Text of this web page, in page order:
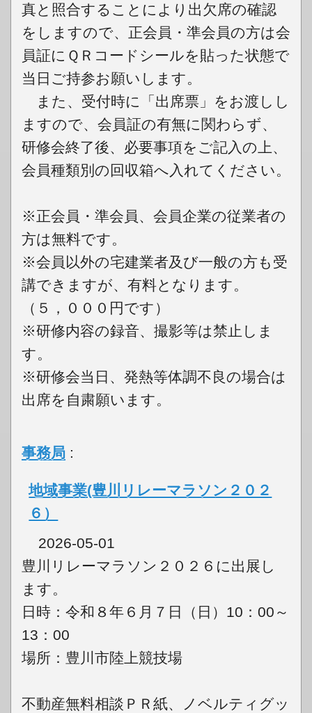
真と照合することにより出欠席の確認
をしますので、正会員・準会員の方は会
員証にＱＲコードシールを貼った状態で
当日ご持参お願いします。
また、受付時に「出席票」をお渡しし
ますので、会員証の有無に関わらず、
研修会終了後、必要事項をご記入の上、
会員種類別の回収箱へ入れてください。
※正会員・準会員、会員企業の従業者の
方は無料です。
※会員以外の宅建業者及び一般の方も受
講できますが、有料となります。
（５，０００円です）
※研修内容の録音、撮影等は禁止しま
す。
※研修会当日、発熱等体調不良の場合は
出席を自粛願います。
事務局 :
地域事業(豊川リレーマラソン２０２
６）
2026-05-01
豊川リレーマラソン２０２６に出展し
ます。
日時：令和８年６月７日（日）10：00～
13：00
場所：豊川市陸上競技場
不動産無料相談ＰＲ紙、ノベルティグッ